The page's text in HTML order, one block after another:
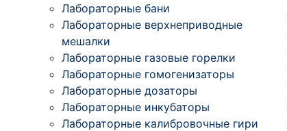
Лабораторные бани
Лабораторные верхнеприводные
мешалки
Лабораторные газовые горелки
Лабораторные гомогенизаторы
Лабораторные дозаторы
Лабораторные инкубаторы
Лабораторные калибровочные гири